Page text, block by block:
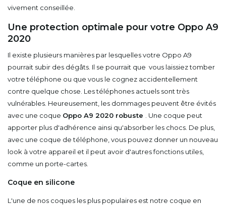
vivement conseillée.
Une protection optimale pour votre Oppo A9
2020
Il existe plusieurs manières par lesquelles votre Oppo A9
pourrait subir des dégâts. Il se pourrait que vous laissiez tomber
votre téléphone ou que vous le cognez accidentellement
contre quelque chose. Les téléphones actuels sont très
vulnérables. Heureusement, les dommages peuvent être évités
avec une coque Oppo A9 2020 robuste
. Une coque peut
apporter plus d'adhérence ainsi qu'absorber les chocs. De plus,
avec une coque de téléphone, vous pouvez donner un nouveau
look à votre appareil et il peut avoir d'autres fonctions utiles,
comme un porte-cartes.
Coque en silicone
L'une de nos coques les plus populaires est notre coque en